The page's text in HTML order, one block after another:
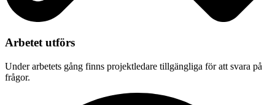
Arbetet utförs
Under arbetets gång finns projektledare tillgängliga för att svara på
frågor.